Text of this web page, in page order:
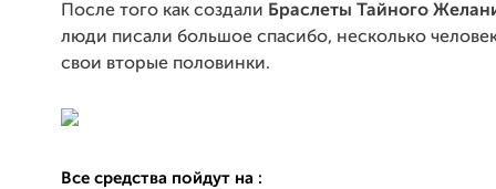
После того как создали Браслеты Тайного
люди писали большое спасибо, несколько
свои вторые половинки.
Все средства пойдут на :